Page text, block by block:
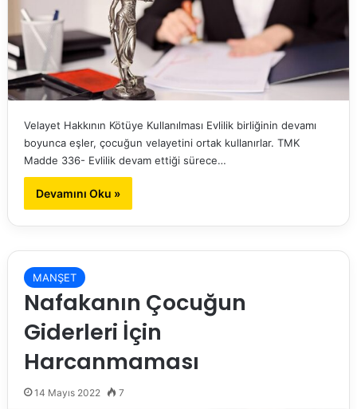
Velayet Hakkının Kötüye Kullanılması Evlilik birliğinin devamı
boyunca eşler, çocuğun velayetini ortak kullanırlar. TMK
Madde 336- Evlilik devam ettiği sürece…
Devamını Oku »
MANŞET
Nafakanın Çocuğun
Giderleri İçin
Harcanmaması
14 Mayıs 2022 7